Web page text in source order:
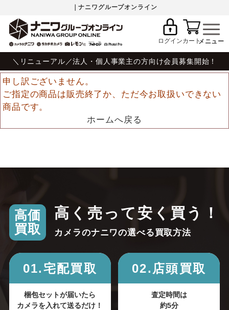
｜ナニワグループオンライン
ログインカート
＼リニューアル／法人・個人事業主の方向け会員募集開始！
申し訳ございません。
ご指定の商品は販売終了か、ただ今お取扱いできない
商品です。
ホームへ戻る
高価
買取
高く売って安く買う！
カメラのナニワの選べる買取方法
01.宅配買取
梱包セットが届いたら
カメラを入れて送るだけ！
02.店頭買取
査定時間は
約5分